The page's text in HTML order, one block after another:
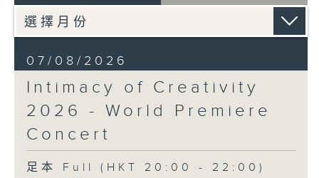
compositions are presented at the
World Premiere Concert, preceded
by the Preview Concert. This is
the World Premiere Concert
presented on 10/6/2026 at the
Hong Kong City Hall Theatre.
Works by Harry González, Yuval
performed along side Bright Sheng
and Shostakovich by the Stauffer
Cello Suite No. 5 in C minor,
BWV1011 (25’)
Three Pieces for Cello and Piano
RACHMANINOV
Élégie, Op. 3, No. 1 (5’)
SHOSTAKOVICH
(28’)
07/08/2026
Intimacy of Creativity
2026 - World Premiere
Concert
足本 Full (HKT 20:00 - 22:00)